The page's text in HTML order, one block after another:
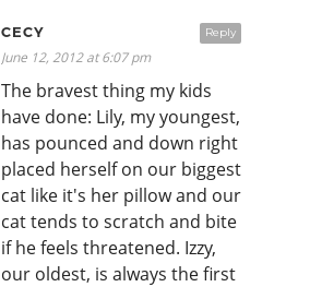
Reply
CECY
June 12, 2012 at 6:07 pm
The bravest thing my kids
have done: Lily, my youngest,
has pounced and down right
placed herself on our biggest
cat like it's her pillow and our
cat tends to scratch and bite
if he feels threatened. Izzy,
our oldest, is always the first